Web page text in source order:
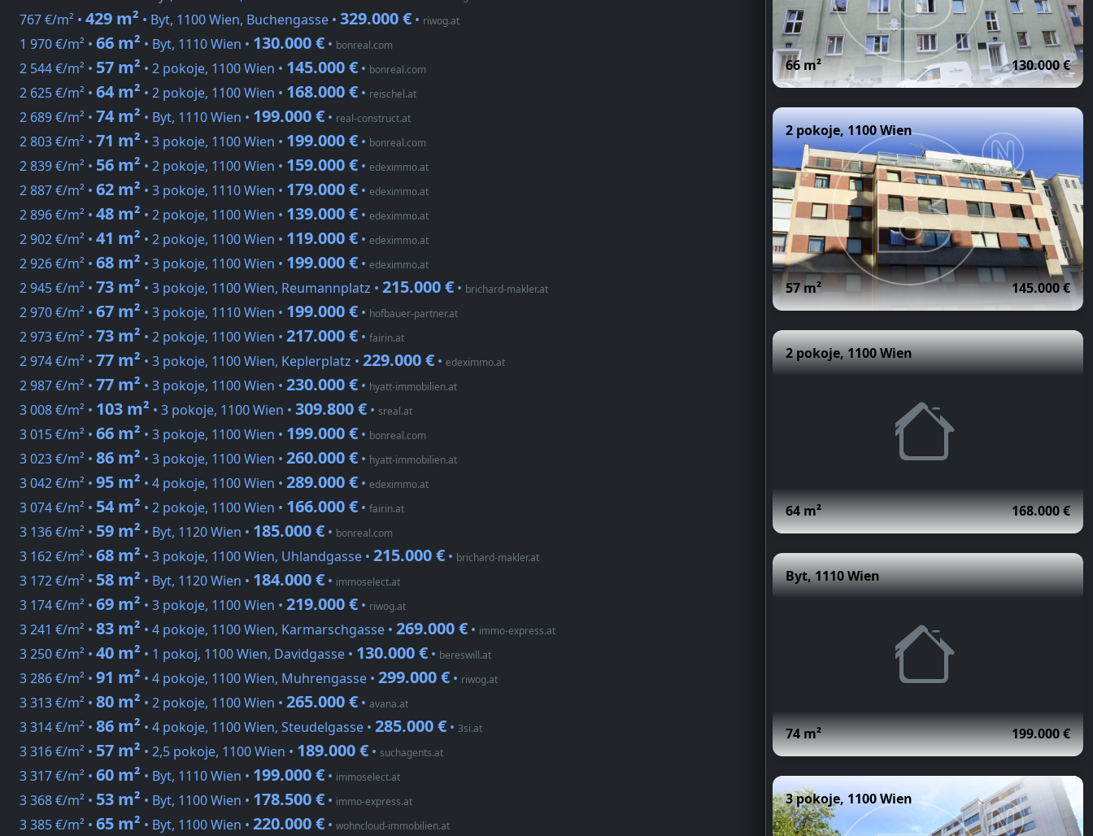
767 €/m² • 429 m² • Byt, 1100 Wien, Buchengasse • 329.000 € • riwog.at
1 970 €/m² • 66 m² • Byt, 1110 Wien • 130.000 € • bonreal.com
2 544 €/m² • 57 m² • 2 pokoje, 1100 Wien • 145.000 € • bonreal.com
2 625 €/m² • 64 m² • 2 pokoje, 1100 Wien • 168.000 € • reischel.at
2 689 €/m² • 74 m² • Byt, 1110 Wien • 199.000 € • real-construct.at
2 803 €/m² • 71 m² • 3 pokoje, 1100 Wien • 199.000 € • bonreal.com
2 839 €/m² • 56 m² • 2 pokoje, 1100 Wien • 159.000 € • edeximmo.at
2 887 €/m² • 62 m² • 3 pokoje, 1110 Wien • 179.000 € • edeximmo.at
2 896 €/m² • 48 m² • 2 pokoje, 1100 Wien • 139.000 € • edeximmo.at
2 902 €/m² • 41 m² • 2 pokoje, 1100 Wien • 119.000 € • edeximmo.at
2 926 €/m² • 68 m² • 3 pokoje, 1100 Wien • 199.000 € • edeximmo.at
2 945 €/m² • 73 m² • 3 pokoje, 1100 Wien, Reumannplatz • 215.000 € • brichard-makler.at
2 970 €/m² • 67 m² • 3 pokoje, 1110 Wien • 199.000 € • hofbauer-partner.at
2 973 €/m² • 73 m² • 2 pokoje, 1100 Wien • 217.000 € • fairin.at
2 974 €/m² • 77 m² • 3 pokoje, 1100 Wien, Keplerplatz • 229.000 € • edeximmo.at
2 987 €/m² • 77 m² • 3 pokoje, 1100 Wien • 230.000 € • hyatt-immobilien.at
3 008 €/m² • 103 m² • 3 pokoje, 1100 Wien • 309.800 € • sreal.at
3 015 €/m² • 66 m² • 3 pokoje, 1100 Wien • 199.000 € • bonreal.com
3 023 €/m² • 86 m² • 3 pokoje, 1100 Wien • 260.000 € • hyatt-immobilien.at
3 042 €/m² • 95 m² • 4 pokoje, 1100 Wien • 289.000 € • edeximmo.at
3 074 €/m² • 54 m² • 2 pokoje, 1100 Wien • 166.000 € • fairin.at
3 136 €/m² • 59 m² • Byt, 1120 Wien • 185.000 € • bonreal.com
3 162 €/m² • 68 m² • 3 pokoje, 1100 Wien, Uhlandgasse • 215.000 € • brichard-makler.at
3 172 €/m² • 58 m² • Byt, 1120 Wien • 184.000 € • immoselect.at
3 174 €/m² • 69 m² • 3 pokoje, 1100 Wien • 219.000 € • riwog.at
3 241 €/m² • 83 m² • 4 pokoje, 1100 Wien, Karmarschgasse • 269.000 € • immo-express.at
3 250 €/m² • 40 m² • 1 pokoj, 1100 Wien, Davidgasse • 130.000 € • bereswill.at
3 286 €/m² • 91 m² • 4 pokoje, 1100 Wien, Muhrengasse • 299.000 € • riwog.at
3 313 €/m² • 80 m² • 2 pokoje, 1100 Wien • 265.000 € • avana.at
3 314 €/m² • 86 m² • 4 pokoje, 1100 Wien, Steudelgasse • 285.000 € • 3si.at
3 316 €/m² • 57 m² • 2,5 pokoje, 1100 Wien • 189.000 € • suchagents.at
3 317 €/m² • 60 m² • Byt, 1110 Wien • 199.000 € • immoselect.at
3 368 €/m² • 53 m² • Byt, 1100 Wien • 178.500 € • immo-express.at
3 385 €/m² • 65 m² • Byt, 1100 Wien • 220.000 € • wohncloud-immobilien.at